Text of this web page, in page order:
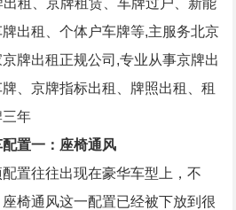
租、京牌租赁、车牌过户、新能
出租、个体户车牌等,主服务北京
牌出租正规公司,专业从事京牌出
、京牌指标出租、牌照出租、租
年
置一：座椅通风
置往往出现在豪华车型上，不
椅通风这一配置已经被下放到很